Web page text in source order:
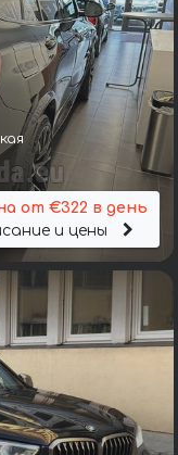
от €322 в день
и цены